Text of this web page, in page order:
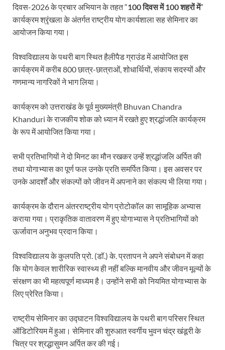
दिवस-2026 के प्रचार अभियान के तहत “100 दिवस में 100 शहरों में”
कार्यक्रम श्रृंखला के अंतर्गत राष्ट्रीय योग कार्यशाला सह सेमिनार का
आयोजन किया गया।
विश्वविद्यालय के पथरी बाग स्थित हैलीपैड ग्राउंड में आयोजित इस
कार्यक्रम में करीब 800 छात्र-छात्राओं, शोधार्थियों, संकाय सदस्यों और
गणमान्य नागरिकों ने भाग लिया।
कार्यक्रम को उत्तराखंड के पूर्व मुख्यमंत्री Bhuvan Chandra
Khanduri के राजकीय शोक को ध्यान में रखते हुए श्रद्धांजलि कार्यक्रम
के रूप में आयोजित किया गया।
सभी प्रतिभागियों ने दो मिनट का मौन रखकर उन्हें श्रद्धांजलि अर्पित की
तथा योगाभ्यास का पूर्ण फल उनके प्रति समर्पित किया। इस अवसर पर
उनके आदर्शों और संकल्पों को जीवन में अपनाने का संकल्प भी लिया गया।
कार्यक्रम के दौरान अंतरराष्ट्रीय योग प्रोटोकॉल का सामूहिक अभ्यास
कराया गया। प्राकृतिक वातावरण में हुए योगाभ्यास ने प्रतिभागियों को
ऊर्जावान अनुभव प्रदान किया।
विश्वविद्यालय के कुलपति प्रो. (डॉ.) के. प्रतापन ने अपने संबोधन में कहा
कि योग केवल शारीरिक स्वास्थ्य ही नहीं बल्कि मानवीय और जीवन मूल्यों के
संरक्षण का भी महत्वपूर्ण माध्यम है। उन्होंने सभी को नियमित योगाभ्यास के
लिए प्रेरित किया।
राष्ट्रीय सेमिनार का उद्घाटन विश्वविद्यालय के पथरी बाग परिसर स्थित
ऑडिटोरियम में हुआ। सेमिनार की शुरुआत स्वर्गीय भुवन चंद्र खंडूरी के
चित्र पर श्रद्धासुमन अर्पित कर की गई।